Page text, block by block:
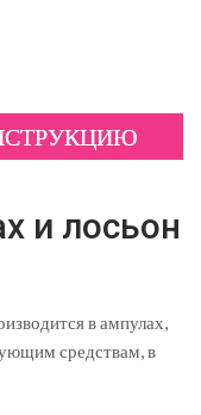
и лосьон
в ампулах,
средствам, в